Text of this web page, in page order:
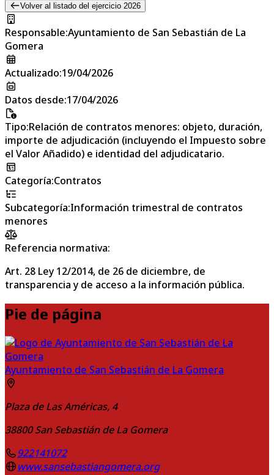
Volver al listado del ejercicio 2026
Responsable:Ayuntamiento de San Sebastián de La
Gomera
Actualizado:19/04/2026
Datos desde:17/04/2026
Tipo:Relación de contratos menores: objeto, duración,
importe de adjudicación (incluyendo el Impuesto sobre
el Valor Añadido) e identidad del adjudicatario.
Categoría:Contratos
Subcategoría:Información trimestral de contratos
menores
Referencia normativa:
Art. 28 Ley 12/2014, de 26 de diciembre, de
transparencia y de acceso a la información pública.
Pie de página
Ayuntamiento de San Sebastián de La Gomera
Plaza de Las Américas, 4
38800 San Sebastián de La Gomera
922141072
www.sansebastiangomera.org